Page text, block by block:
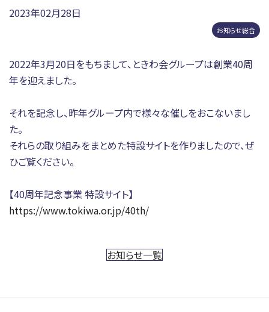
放射線被ばくに対する取り組
透析医療に関する取り組み 子育て支援に関する取り組み
2023年02月28日
お知らせ総合
2022年3月20日をもちまして、ときわ会グループは創業40周
年を迎えました。
それを記念し、昨年グループ内で様々な催しをおこないまし
た。
それらの取り組みをまとめた特設サイトを作りましたので、ぜ
ひご覧ください。
【40周年記念事業 特設サイト】
https://www.tokiwa.or.jp/40th/
お知らせ一覧